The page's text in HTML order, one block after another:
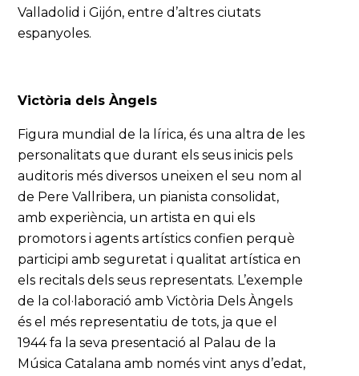
Valladolid i Gijón, entre d’altres ciutats
espanyoles.
Victòria dels Àngels
Figura mundial de la lírica, és una altra de les
personalitats que durant els seus inicis pels
auditoris més diversos uneixen el seu nom al
de Pere Vallribera, un pianista consolidat,
amb experiència, un artista en qui els
promotors i agents artístics confien perquè
participi amb seguretat i qualitat artística en
els recitals dels seus representats. L’exemple
de la col·laboració amb Victòria Dels Àngels
és el més representatiu de tots, ja que el
1944 fa la seva presentació al Palau de la
Música Catalana amb només vint anys d’edat,